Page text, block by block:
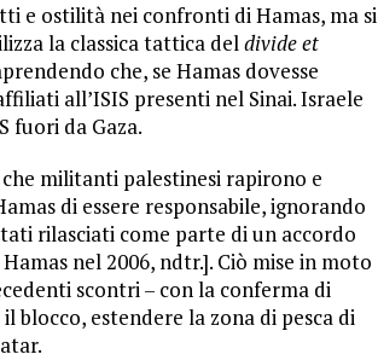
e ostilità nei confronti di Hamas, ma si
la classica tattica deldivide et
che, se Hamas dovesse
all’ISIS presenti nel Sinai. Israele
fuori da Gaza.
militanti palestinesi rapirono e
di essere responsabile, ignorando
rilasciati come parte di un accordo
nel 2006, ndtr.]. Ciò mise in moto
scontri – con la conferma di
estendere la zona di pesca di